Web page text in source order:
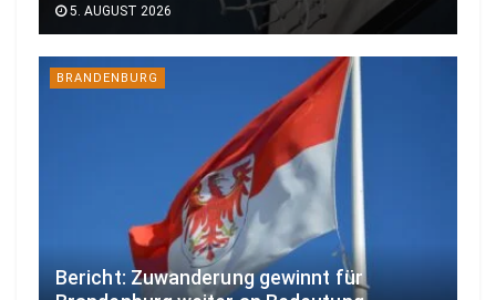
5. AUGUST 2026
BRANDENBURG
Bericht: Zuwanderung gewinnt für